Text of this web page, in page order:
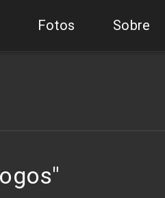
Fotos Sobre